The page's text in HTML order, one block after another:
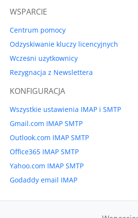
WSPARCIE
Centrum pomocy
Odzyskiwanie kluczy licencyjnych
Wcześni użytkownicy
Rezygnacja z Newslettera
KONFIGURACJA
Wszystkie ustawienia IMAP i SMTP
Gmail.com IMAP SMTP
Outlook.com IMAP SMTP
Office365 IMAP SMTP
Yahoo.com IMAP SMTP
Godaddy email IMAP